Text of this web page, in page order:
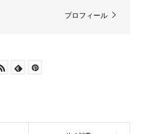
プロフィール